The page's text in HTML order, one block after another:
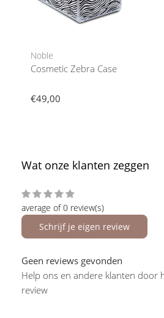
Noble
Cosmetic Zebra Case
€49,00
Wat onze klanten zeggen
average of 0 review(s)
Schrijf je eigen review
Geen reviews gevonden
Help ons en andere klanten door
review